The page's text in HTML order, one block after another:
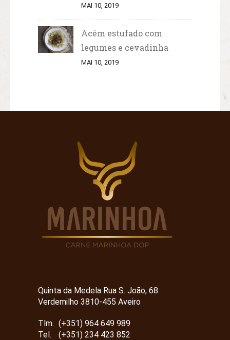
MAI 10, 2019
Acém estufado com
legumes e cevadinha
MAI 10, 2019
Quinta da Medela Rua S. João, 68
Verdemilho 3810-455 Aveiro
Tlm. (+351) 964 649 989
Tel.
(+351) 234 423 852